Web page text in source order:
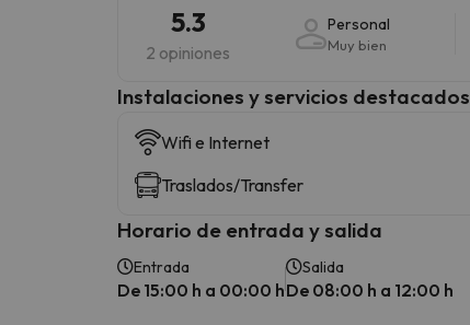
5.3
2 opiniones
Personal
Muy bien
Instalaciones y servicios destacados
Wifi e Internet
Traslados/Transfer
Horario de entrada y salida
Entrada
De 15:00 h a 00:00 h
Salida
De 08:00 h a 12:00 h